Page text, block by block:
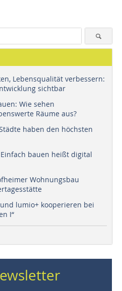
Lebensqualität verbessern:
sichtbar
Wie sehen
Räume aus?
haben den höchsten
bauen heißt digital
Wohnungsbau
und lumio+ kooperieren bei
I“